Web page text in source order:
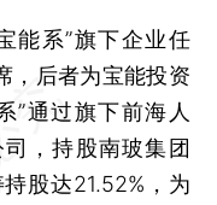
系”旗下企业任
，后者为宝能投资
”通过旗下前海人
，持股南玻集团
股达21.52%，为